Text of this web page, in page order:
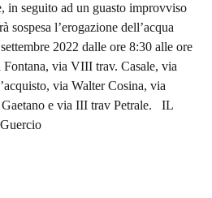
in seguito ad un guasto improvviso
sospesa l’erogazione dell’acqua
2022 dalle ore 8:30 alle ore
via VIII trav. Casale, via
via Walter Cosina, via
e via III trav Petrale. IL